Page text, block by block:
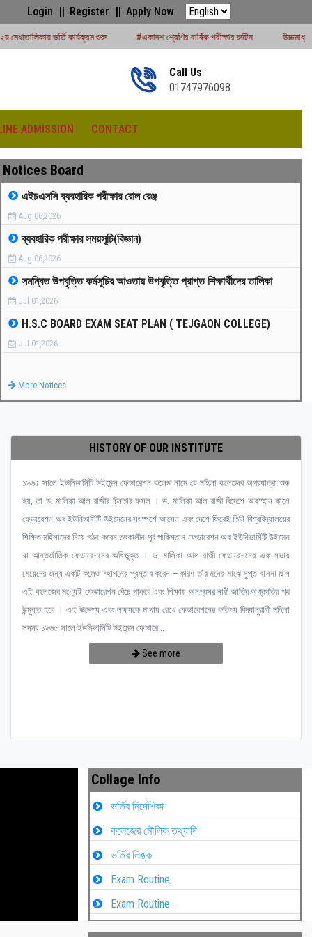
Login Register Apply Now
শুরু #একাদশ শ্রেণির বার্ষিক পরীক্ষার রুটিন উচ্চমাধ্যমিক সেশন (২০২৪-২৫)
Call Us
01747976098
ADMISSION CONTACT
প্রতিযোগিতা -২০২৫
Notices Board
এইচএসসি ব্যবহারিক পরীক্ষার রোল রেঞ্জ
Aug 06,2026
ব্যবহারিক পরীক্ষার সময়সূচি(বিজ্ঞান)
Aug 06,2026
সমন্বিত উপবৃত্তি কর্মসূচির আওতায় উপবৃত্তি প্রাপ্ত শিক্ষার্থীদের তালিকা
Jul 01,2026
H.S.C BOARD EXAM SEAT PLAN ( TEJGAON COLLEGE)
Jul 01,2026
More Notices
HISTORY OF OUR INSTITUTE
১৯৬৫ সালে ইউনিভার্সিটি উইমেন্স ফেডারেশন কলেজ নামে যে মহিলা কলেজের অগ্রযাত্রা শুরু
হয়, তা ড. মালিকা আল রাজীর চিন্তার ফসল । ড. মালিকা আল রাজী বিদেশে অবস্হান কালে
ফেডারেশন অব ইউনিভার্সিটি উইমেনের সংস্পর্শে আসেন এবং দেশে ফিরেই তিনি বিশ্ববিদ্যালয়ের
শিক্ষিত মহিলাদের নিয়ে গঠন করেন তৎকালীন পূর্ব পাকিস্তান ফেডারেশন অব ইউনিভার্সিটি উইমেন
যা আন্তর্জাতিক ফেডারেশনের অধিভুক্ত । ড. মালিকা আল রাজী ফেডারেশনের এক সভায়
মেয়েদের জন্য একটি কলেজ ষ্হাপনের প্রস্তাব করেন – কারণ তাঁর মনের মাঝে সুপ্ত বাসনা ছিল
এই কলেজের মধ্যেই ফেডারেশন বেঁচে থাকবে এবং শিক্ষায় অনগ্রসর নারী জাতির অগ্রগতির পথ
উন্মুক্ত হবে । এই উদ্দেশ্য এবং লক্ষ্যকে মাথায় রেখে ফেডারেশনের কতিপয় বিদ্যানুরাগী মহিলা
সদস্য ১৯৬৫ সালে ইউনিভার্সিটি উইমেন্স ফেডারে...
See more
Collage Info
ভর্তির নির্দেশিকা
কলেজের মৌলিক তথ্যাদি
ভর্তির লিঙ্ক
Exam Routine
Exam Routine